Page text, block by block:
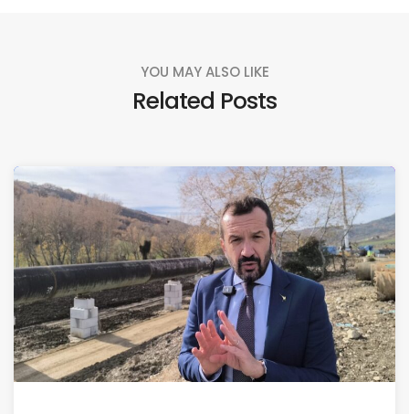
YOU MAY ALSO LIKE
Related Posts